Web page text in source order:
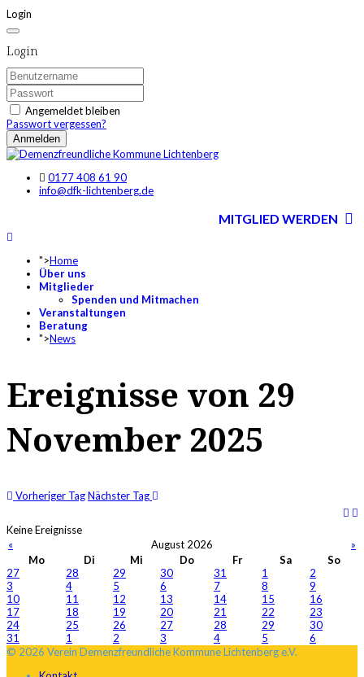
Login
Login
Angemeldet bleiben
Passwort vergessen?
Anmelden
0177 408 61 90
info@dfk-lichtenberg.de
MITGLIED WERDEN
">Home
Über uns
Mitglieder
Spenden und Mitmachen
Veranstaltungen
Beratung
">News
Ereignisse von 29
November 2025
Vorheriger TagNächster Tag
Keine Ereignisse
«
August 2026
»
Mo
Di Mi Do Fr Sa
So
27
28 29 30 31 1
2
3
4 5 6 7 8
9
10
11 12 13 14 15
16
17
18 19 20 21 22
23
24
25 26 27 28 29
30
31
1 2 3 4 5
6
© 2026 Verein Demenzfreundliche Kommune Lichtenberg e.V.